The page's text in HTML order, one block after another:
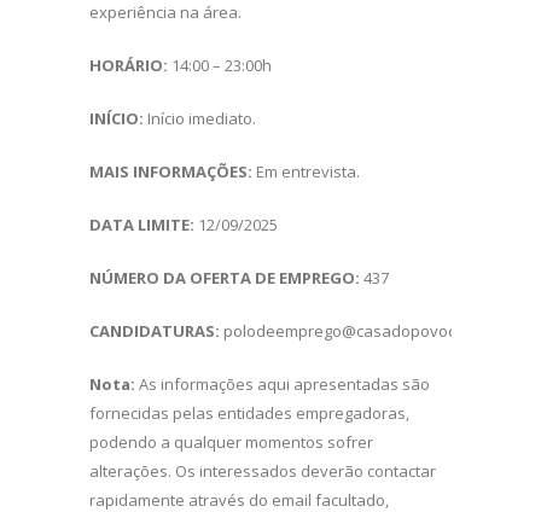
experiência na área.
HORÁRIO: 14:00 – 23:00h
INÍCIO: Início imediato.
MAIS INFORMAÇÕES: Em entrevista.
DATA LIMITE: 12/09/2025
NÚMERO DA OFERTA DE EMPREGO: 437
CANDIDATURAS: polodeemprego@casadopovocalheta.com
Nota: As informações aqui apresentadas são
fornecidas pelas entidades empregadoras,
podendo a qualquer momentos sofrer
alterações. Os interessados deverão contactar
rapidamente através do email facultado,